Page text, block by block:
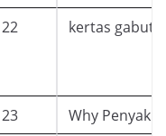
22 kertas gabut
23
Why Penyakit